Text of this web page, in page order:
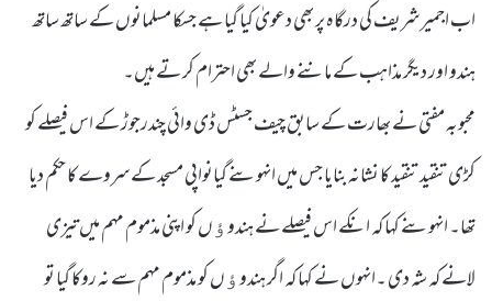
اب اجمیر شریف کی درگاہ پر بھی دعویٰ کیا گیا ہے جسکا مسلمانوں کے ساتھ ساتھ
ہندو اور دیگر مذاہب کے ماننے والے بھی احترام کر تے ہیں۔
محبوبہ مفتی نے بھارت کے سابق چیف جسٹس ڈی وائی چندرجوڑ کے اس فیصلے کو
کڑی تنقید تنقید کا نشانہ بنایا جس میں انہوںنے گیانواپی مسجد کے سروے کا حکم دیا
تھا۔ انہوںنے کہا کہ انکے اس فیصلے نے ہندوﺅں کو اپنی مذموم مہم میں تیزی
لانے کہ شہ دی ۔انہوں نے کہا کہ اگر ہندوﺅں کو مذموم مہم سے نہ روکا گیا تو